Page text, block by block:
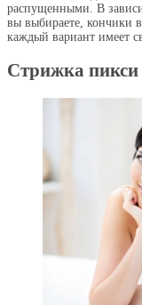
распущенными. В
вы выбираете, кончики
каждый вариант имеет
Стрижка пикси